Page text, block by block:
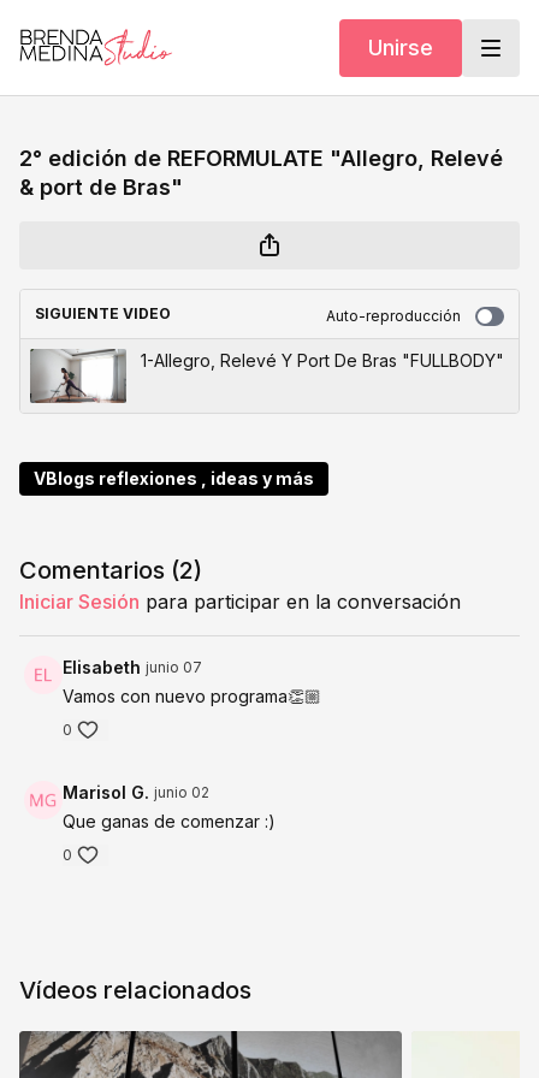
Unirse
2° edición de REFORMULATE "Allegro, Relevé
& port de Bras"
SIGUIENTE VIDEO Auto-reproducción
1-Allegro, Relevé Y Port De Bras "FULLBODY"
VBlogs reflexiones , ideas y más
Comentarios (2)
Iniciar Sesión para participar en la conversación
Elisabeth junio 07
Vamos con nuevo programa👏🏼
0
Marisol G. junio 02
Que ganas de comenzar :)
0
Vídeos relacionados